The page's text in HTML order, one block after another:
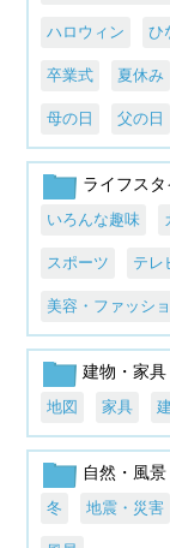
ハロウィン ひ
卒業式 夏休み
母の日 父の日
ライフス
いろんな趣味
スポーツ テレ
美容・ファッシ
建物・家具
地図 家具
自然・風
冬 地震・災害